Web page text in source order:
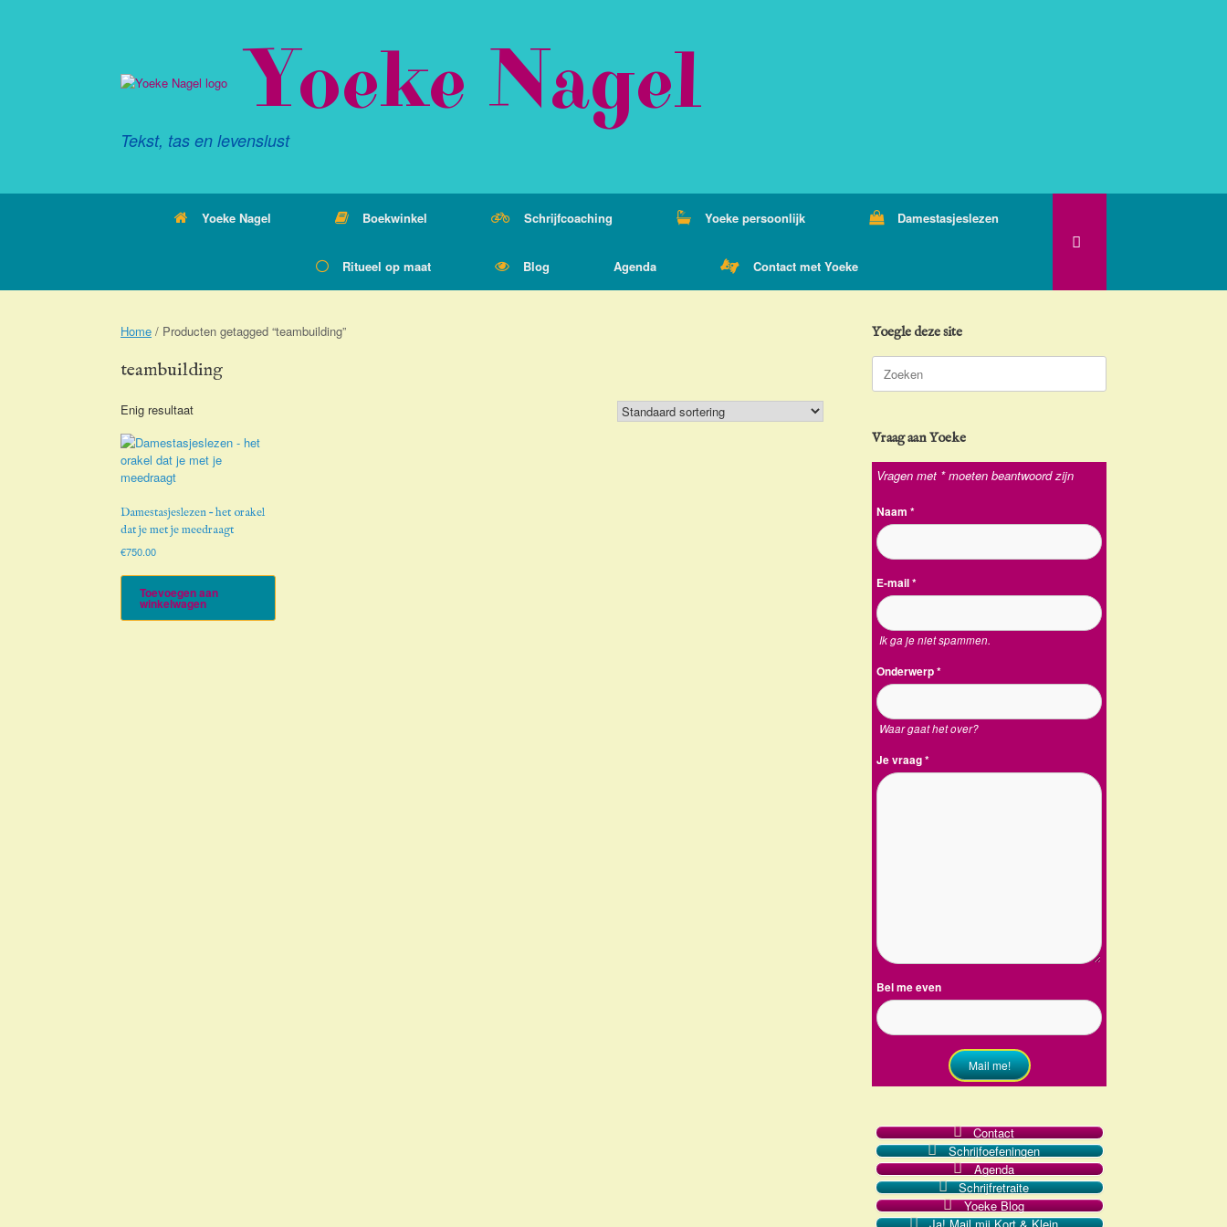
Yoeke Nagel
Tekst, tas en levenslust
Yoeke Nagel Boekwinkel Schrijfcoaching Yoeke persoonlijk Damestasjeslezen
Ritueel op maat Blog Agenda Contact met Yoeke
Home / Producten getagged “teambuilding”
teambuilding
Enig resultaat
Damestasjeslezen – het orakel
dat je met je meedraagt
€750.00
Toevoegen aan
winkelwagen
Yoegle deze site
Zoeken
naar:
Vraag aan Yoeke
Vragen met * moeten beantwoord zijn
Naam*
E-mail*
Ik ga je niet spammen.
Onderwerp*
Waar gaat het over?
Je vraag*
Bel me even
Mail me!
Contact
Schrijfoefeningen
Agenda
Schrijfretraite
Yoeke Blog